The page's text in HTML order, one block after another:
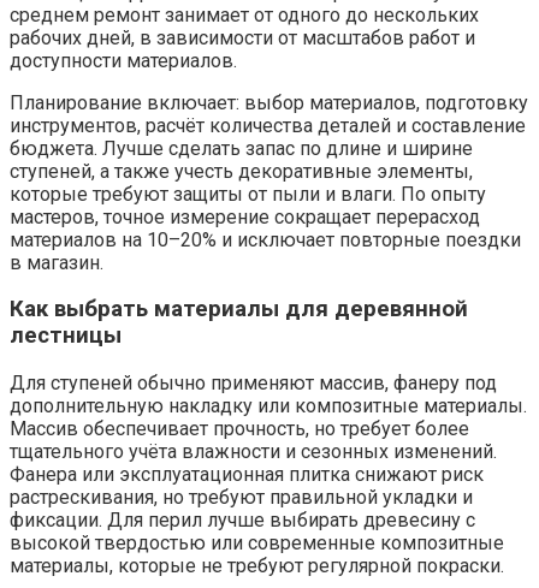
среднем ремонт занимает от одного до нескольких
рабочих дней, в зависимости от масштабов работ и
доступности материалов.
Планирование включает: выбор материалов, подготовку
инструментов, расчёт количества деталей и составление
бюджета. Лучше сделать запас по длине и ширине
ступеней, а также учесть декоративные элементы,
которые требуют защиты от пыли и влаги. По опыту
мастеров, точное измерение сокращает перерасход
материалов на 10–20% и исключает повторные поездки
в магазин.
Как выбрать материалы для деревянной
лестницы
Для ступеней обычно применяют массив, фанеру под
дополнительную накладку или композитные материалы.
Массив обеспечивает прочность, но требует более
тщательного учёта влажности и сезонных изменений.
Фанера или эксплуатационная плитка снижают риск
растрескивания, но требуют правильной укладки и
фиксации. Для перил лучше выбирать древесину с
высокой твердостью или современные композитные
материалы, которые не требуют регулярной покраски.